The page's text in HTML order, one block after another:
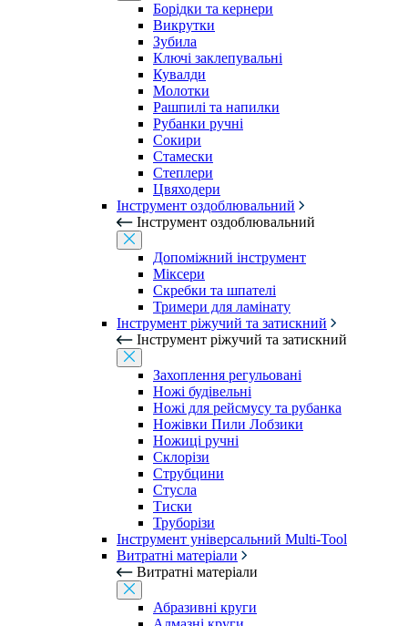
Борідки та кернери
Викрутки
Зубила
Ключі заклепувальні
Кувалди
Молотки
Рашпилі та напилки
Рубанки ручні
Сокири
Стамески
Степлери
Цвяходери
Інструмент оздоблювальний
Інструмент оздоблювальний
Допоміжний інструмент
Міксери
Скребки та шпателі
Тримери для ламінату
Інструмент ріжучий та затискний
Інструмент ріжучий та затискний
Захоплення регульовані
Ножі будівельні
Ножі для рейсмусу та рубанка
Ножівки Пили Лобзики
Ножиці ручні
Склорізи
Струбцини
Стусла
Тиски
Труборізи
Інструмент універсальний Multi-Tool
Витратні матеріали
Витратні матеріали
Абразивні круги